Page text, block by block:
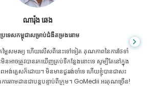
សានដាដាស
ង់ក្លាដែសសម្រាប់ជំងឺក្រពះពោះវៀន
នប្រុសរបស់ខ្ញុំ និងក្រុមដ៏អស្ចារ្យរបស់ GoMedii ដែល
ើររបស់ខ្ញុំពីបង់ក្លាដែសទៅកាន់ប្រទេសឥណ្ឌាដើម្បីទទួលការ
រជ្រើសរើសត្រឹមត្រូវក្នុងការជ្រើសរើស GoMedii ។ ពួកគេ
ពីការព្យាបាលរក្សាទំនាក់ទំនងដ៏ល្អជាមួយយើង